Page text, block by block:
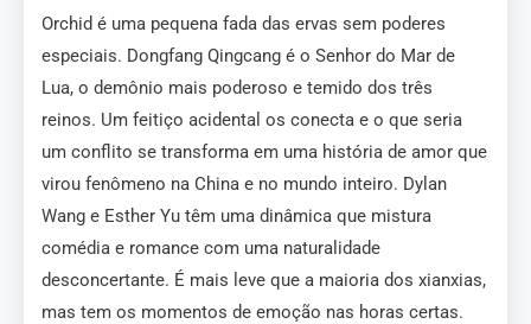
Orchid é uma pequena fada das ervas sem poderes
especiais. Dongfang Qingcang é o Senhor do Mar de
Lua, o demônio mais poderoso e temido dos três
reinos. Um feitiço acidental os conecta e o que seria
um conflito se transforma em uma história de amor que
virou fenômeno na China e no mundo inteiro. Dylan
Wang e Esther Yu têm uma dinâmica que mistura
comédia e romance com uma naturalidade
desconcertante. É mais leve que a maioria dos xianxias,
mas tem os momentos de emoção nas horas certas.